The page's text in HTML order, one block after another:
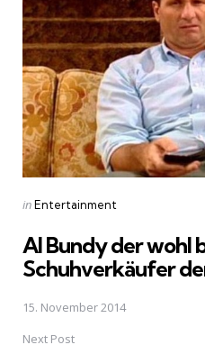
Posted
inEntertainment
Al Bundy der wohl
Schuhverkäufer
15. November 2014
Next Post